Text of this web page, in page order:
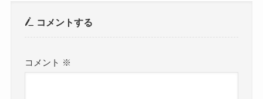
コメントする
コメント ※